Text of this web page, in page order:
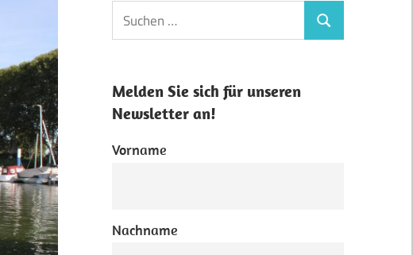
Suchen
nach:
Suchen
Melden Sie sich für unseren
Newsletter an!
Vorname
Nachname